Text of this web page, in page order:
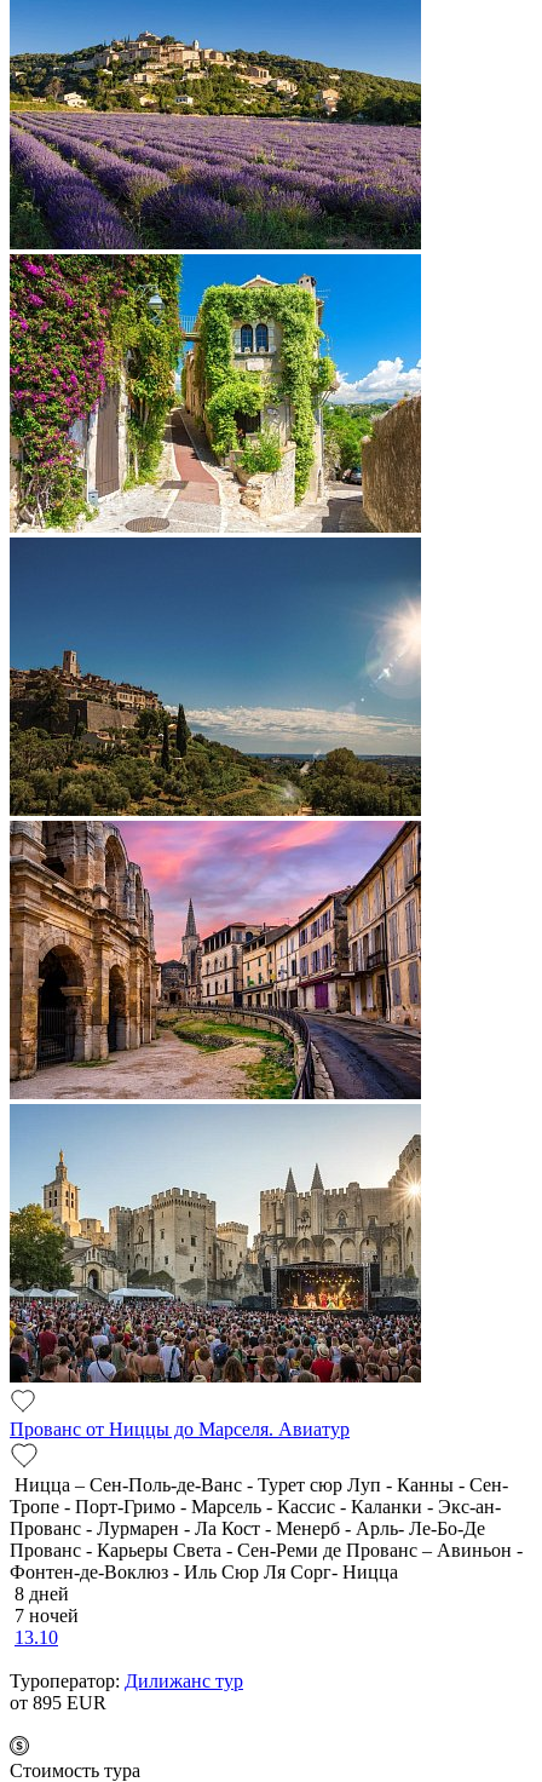
Прованс от Ниццы до Марселя. Авиатур
Ницца – Сен-Поль-де-Ванс - Турет сюр Луп - Канны - Сен-
Тропе - Порт-Гримо - Марсель - Кассис - Каланки - Экс-ан-
Прованс - Лурмарен - Ла Кост - Менерб - Арль- Ле-Бо-Де
Прованс - Карьеры Света - Сен-Реми де Прованс – Авиньон -
Фонтен-де-Воклюз - Иль Сюр Ля Сорг- Ницца
8 дней
7 ночей
13.10
Туроператор: Дилижанс тур
от 895 EUR
Cтоимость тура